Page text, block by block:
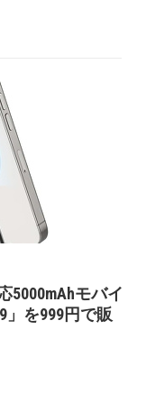
5000mAhモバイ
」を999円で販